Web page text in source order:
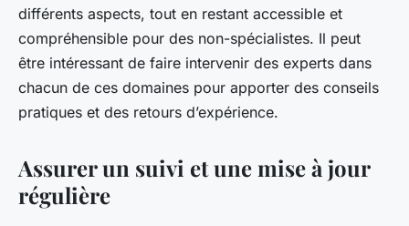
différents aspects, tout en restant accessible et
compréhensible pour des non-spécialistes. Il peut
être intéressant de faire intervenir des experts dans
chacun de ces domaines pour apporter des conseils
pratiques et des retours d’expérience.
Assurer un suivi et une mise à jour
régulière